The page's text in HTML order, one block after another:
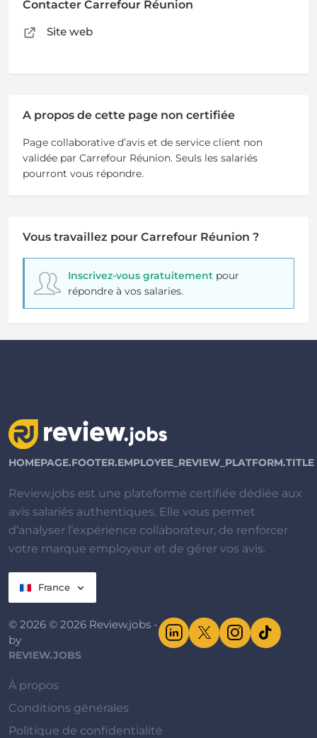
Contacter Carrefour Réunion
Site web
A propos de cette page non certifiée
Page collaborative d’avis et de service client non
validée par Carrefour Réunion. Seuls les salariés
pourront vous répondre.
Vous travaillez pour Carrefour Réunion ?
Inscrivez-vous gratuitementpour
répondre à vos salaries.
HOMEPAGE.FOOTER.EMPLOYEE_REVIEW_PLATFORM.TITLE
Review.jobs est une plateforme certifiée dédiée aux
avis salariés authentiques. Elle vous permet
d’analyser l’expérience collaborateur, de renforcer
votre marque employeur et de gérer vos avis.
France
© 2026 © 2026 Review.jobs -
by
REVIEW.JOBS
À propos
Conditions générales
Politique de confidentialité